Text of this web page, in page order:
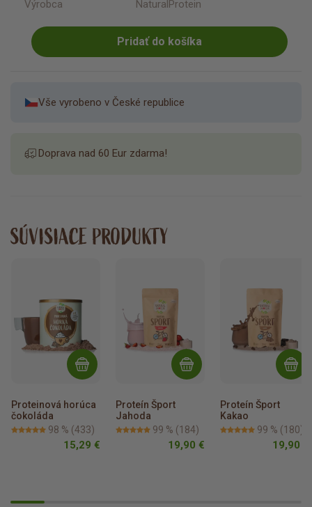
Výrobca
NaturalProtein
Pridať do košíka
Vše vyrobeno v České republice
Doprava nad 60 Eur zdarma!
SÚVISIACE PRODUKTY
Proteinová horúca
čokoláda
98 % (433)
15,29 €
Proteín Šport
Jahoda
99 % (184)
19,90 €
Proteín Šport
Kakao
99 % (180)
19,90 €